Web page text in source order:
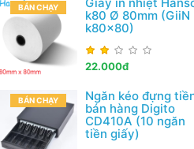
BÁN CHẠY
k80 Ø 80mm (GiiN
k80x80)
22.000đ
BÁN CHẠY
Ngăn kéo đựng
bán hàng Digito
CD410A (10 ngăn
tiền giấy)